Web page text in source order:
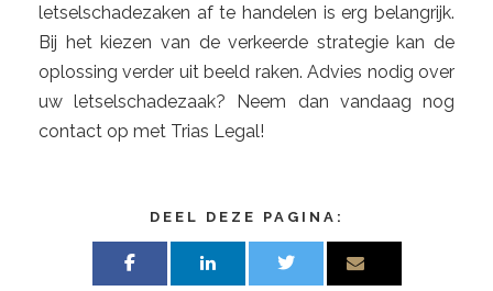
letselschadezaken af ​​te handelen is erg belangrijk.
Bij het kiezen van de verkeerde strategie kan de
oplossing verder uit beeld raken. Advies nodig over
uw letselschadezaak? Neem dan vandaag nog
contact op met Trias Legal!
DEEL DEZE PAGINA: